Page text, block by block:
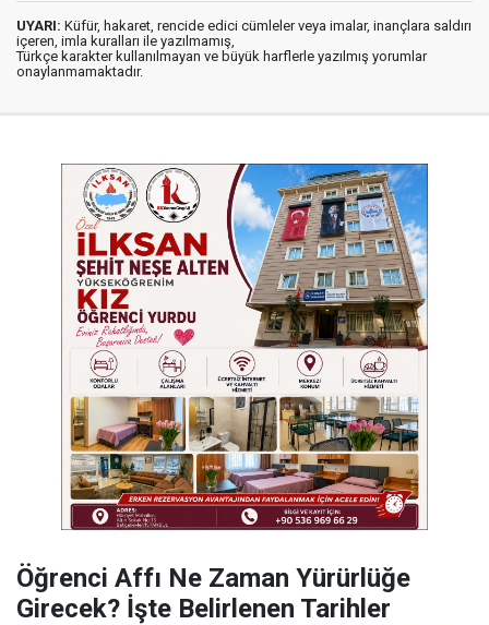
UYARI: Küfür, hakaret, rencide edici cümleler veya imalar, inançlara saldırı
içeren, imla kuralları ile yazılmamış,
Türkçe karakter kullanılmayan ve büyük harflerle yazılmış yorumlar
onaylanmamaktadır.
Öğrenci Affı Ne Zaman Yürürlüğe
Girecek? İşte Belirlenen Tarihler